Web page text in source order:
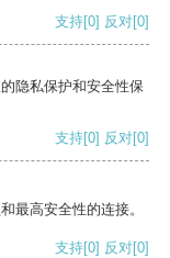
支持[0] 反对[0]
隐私保护和安全性保
支持[0] 反对[0]
最高安全性的连接。
支持[0] 反对[0]